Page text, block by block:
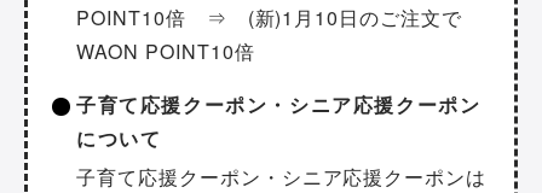
POINT10倍 ⇒ (新)1月10日のご注文で
WAON POINT10倍
子育て応援クーポン・シニア応援クーポン
について
子育て応援クーポン・シニア応援クーポンは